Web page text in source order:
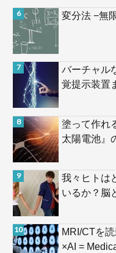
変分法 −無
バーチャル
覚提示装置
塗って作れ
太陽電池』
我々ヒトは
いるか？脳
MRI/CTを
×AI =